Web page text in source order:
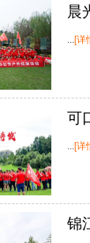
晨
...[详
可
...[详
锦